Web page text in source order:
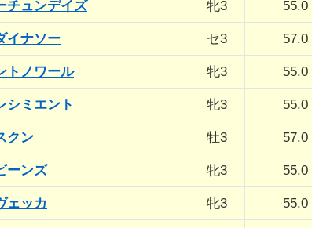
チュンデイズ 牝3 55.0
イナソー セ3 57.0
トノワール 牝3 55.0
シミエント 牝3 55.0
クン 牡3 57.0
ーンズ 牝3 55.0
ェッカ 牝3 55.0